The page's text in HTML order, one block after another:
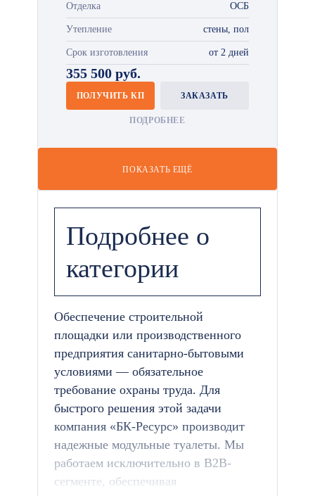
Отделка ОСБ
Утепление стены, пол
Срок изготовления от 2 дней
355 500 руб.
ПОЛУЧИТЬ КП ЗАКАЗАТЬ
ПОДРОБНЕЕ
ПОКАЗАТЬ ЕЩЁ
Подробнее о
категории
Обеспечение строительной
площадки или производственного
предприятия санитарно-бытовыми
условиями — обязательное
требование охраны труда. Для
быстрого решения этой задачи
компания «БК-Ресурс» производит
надежные модульные туалеты. Мы
работаем исключительно в B2B-
сегменте, обеспечивая